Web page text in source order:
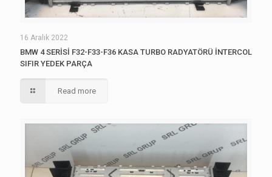
16 Aralık 2022
BMW 4 SERİSİ F32-F33-F36 KASA TURBO RADYATÖRÜ İNTERCOL
SIFIR YEDEK PARÇA
Read more